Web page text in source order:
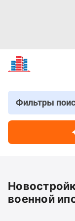
Новостройки
Квартиры
Новостройки
Москвы
Новостройки
Подмосковья
новостройки
Новостройки
Фильтры
военной